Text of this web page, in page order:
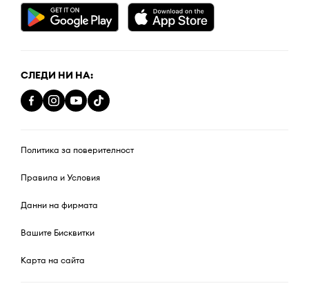
СЛЕДИ НИ НА:
Политика за поверителност
Правила и Условия
Данни на фирмата
Вашите Бисквитки
Карта на сайта